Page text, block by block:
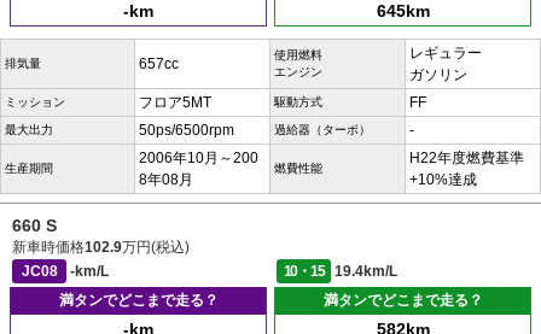
-km 645km
排気量 657cc
使用燃料
エンジン
レギュラー
ガソリン
ミッション フロア5MT 駆動方式 FF
最大出力 50ps/6500rpm 過給器（ターボ） -
生産期間
2006年10月～200
8年08月
燃費性能
H22年度燃費基準
+10%達成
660 S
新車時価格102.9万円(税込)
JC08
-km/L 10・15
19.4km/L
満タンでどこまで走る？
-km
満タンでどこまで走る？
582km